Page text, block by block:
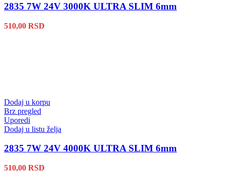
2835 7W 24V 3000K ULTRA SLIM 6mm
510,00 RSD
Dodaj u korpu
Brz pregled
Uporedi
Dodaj u listu želja
2835 7W 24V 4000K ULTRA SLIM 6mm
510,00 RSD